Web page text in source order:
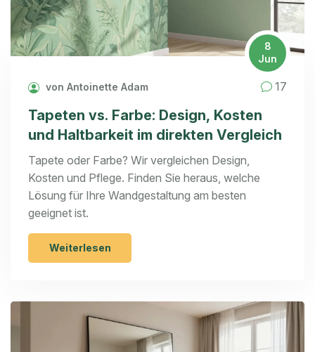
8
Jun
von Antoinette Adam 17
Tapeten vs. Farbe: Design, Kosten
und Haltbarkeit im direkten Vergleich
Tapete oder Farbe? Wir vergleichen Design,
Kosten und Pflege. Finden Sie heraus, welche
Lösung für Ihre Wandgestaltung am besten
geeignet ist.
Weiterlesen